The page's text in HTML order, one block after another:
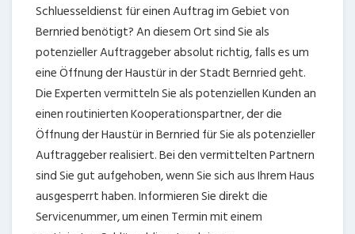
Schluesseldienst für einen Auftrag im Gebiet von
Bernried benötigt? An diesem Ort sind Sie als
potenzieller Auftraggeber absolut richtig, falls es um
eine Öffnung der Haustür in der Stadt Bernried geht.
Die Experten vermitteln Sie als potenziellen Kunden an
einen routinierten Kooperationspartner, der die
Öffnung der Haustür in Bernried für Sie als potenzieller
Auftraggeber realisiert. Bei den vermittelten Partnern
sind Sie gut aufgehoben, wenn Sie sich aus Ihrem Haus
ausgesperrt haben. Informieren Sie direkt die
Servicenummer, um einen Termin mit einem